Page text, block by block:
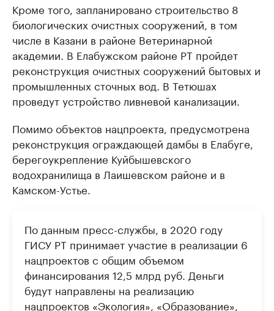
Кроме того, запланировано строительство 8
биологических очистных сооружений, в том
числе в Казани в районе Ветеринарной
академии. В Елабужском районе РТ пройдет
реконструкция очистных сооружений бытовых и
промышленных сточных вод. В Тетюшах
проведут устройство ливневой канализации.
Помимо объектов нацпроекта, предусмотрена
реконструкция ограждающей дамбы в Елабуге,
берегоукрепление Куйбышевского
водохранилища в Лаишевском районе и в
Камском-Устье.
По данным пресс-службы, в 2020 году
ГИСУ РТ принимает участие в реализации 6
нацпроектов с общим объемом
финансирования 12,5 млрд руб. Деньги
будут направлены на реализацию
нацпроектов «Экология», «Образование»,